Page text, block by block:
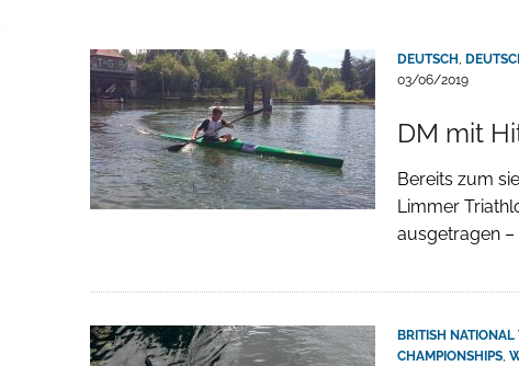
DEUTSCH ,
03/06/2019
DM mit
Bereits zum
Limmer
ausgetragen –
BRITISH NATIONAL
CHAMPIONSHIPS,